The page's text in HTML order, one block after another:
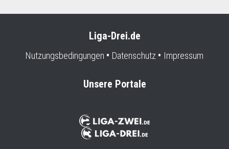
Liga-Drei.de
Nutzungsbedingungen Datenschutz Impressum
Unsere Portale